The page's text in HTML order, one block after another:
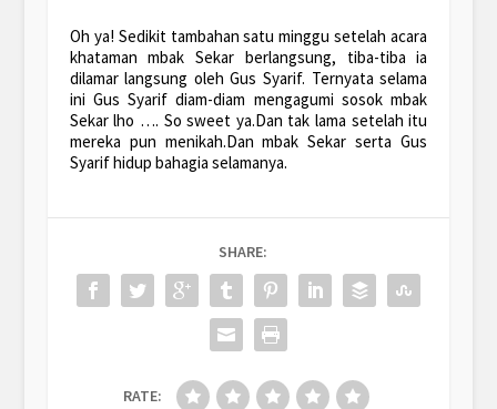
Oh ya! Sedikit tambahan satu minggu setelah acara
khataman mbak Sekar berlangsung, tiba-tiba ia
dilamar langsung oleh Gus Syarif. Ternyata selama
ini Gus Syarif diam-diam mengagumi sosok mbak
Sekar lho …. So sweet ya.Dan tak lama setelah itu
mereka pun menikah.Dan mbak Sekar serta Gus
Syarif hidup bahagia selamanya.
SHARE:
RATE: